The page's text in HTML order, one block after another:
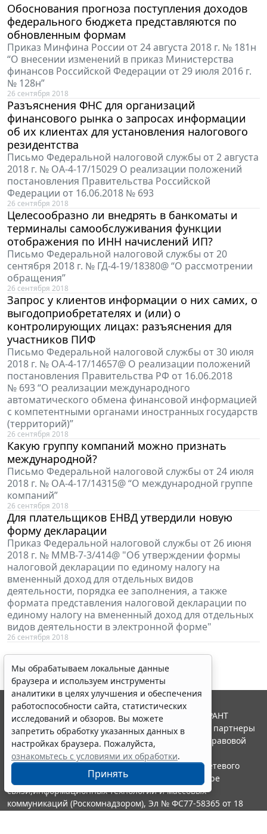
Обоснования прогноза поступления доходов
федерального бюджета представляются по
обновленным формам
Приказ Минфина России от 24 августа 2018 г. № 181н
“О внесении изменений в приказ Министерства
финансов Российской Федерации от 29 июля 2016 г.
№ 128н”
26 сентября 2018
Разъяснения ФНС для организаций
финансового рынка о запросах информации
об их клиентах для установления налогового
резидентства
Письмо Федеральной налоговой службы от 2 августа
2018 г. № ОА-4-17/15029 О реализации положений
постановления Правительства Российской
Федерации от 16.06.2018 № 693
26 сентября 2018
Целесообразно ли внедрять в банкоматы и
терминалы самообслуживания функции
отображения по ИНН начислений ИП?
Письмо Федеральной налоговой службы от 20
сентября 2018 г. № ГД-4-19/18380@ “О рассмотрении
обращения”
26 сентября 2018
Запрос у клиентов информации о них самих, о
выгодоприобретателях и (или) о
контролирующих лицах: разъяснения для
участников ПИФ
Письмо Федеральной налоговой службы от 30 июля
2018 г. № ОА-4-17/14657@ О реализации положений
постановления Правительства РФ от 16.06.2018
№ 693 “О реализации международного
автоматического обмена финансовой информацией
с компетентными органами иностранных государств
(территорий)”
26 сентября 2018
Какую группу компаний можно признать
международной?
Письмо Федеральной налоговой службы от 24 июля
2018 г. № ОА-4-17/14315@ “О международной группе
компаний”
26 сентября 2018
Для плательщиков ЕНВД утвердили новую
форму декларации
Приказ Федеральной налоговой службы от 26 июня
2018 г. № ММВ-7-3/414@ "Об утверждении формы
налоговой декларации по единому налогу на
вмененный доход для отдельных видов
деятельности, порядка ее заполнения, а также
формата представления налоговой декларации по
единому налогу на вмененный доход для отдельных
видов деятельности в электронной форме"
26 сентября 2018
Мы обрабатываем локальные данные
браузера и используем инструменты
аналитики в целях улучшения и обеспечения
работоспособности сайта, статистических
исследований и обзоров. Вы можете
запретить обработку указанных данных в
настройках браузера. Пожалуйста,
ознакомьтесь с условиями их обработки.
Принять
© ООО "НПП "ГАРАНТ-СЕРВИС", 2026. Система ГАРАНТ
выпускается с 1990 года. Компания "Гарант" и ее партнеры
являются участниками Российской ассоциации правовой
информации ГАРАНТ.
Портал ГАРАНТ.РУ зарегистрирован в качестве сетевого
издания Федеральной службой по надзору в сфере
связи,информационных технологий и массовых
коммуникаций (Роскомнадзором), Эл № ФС77-58365 от 18